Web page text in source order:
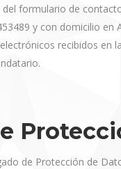
formulario de
y con domicilio
recibidos en
de Protección de